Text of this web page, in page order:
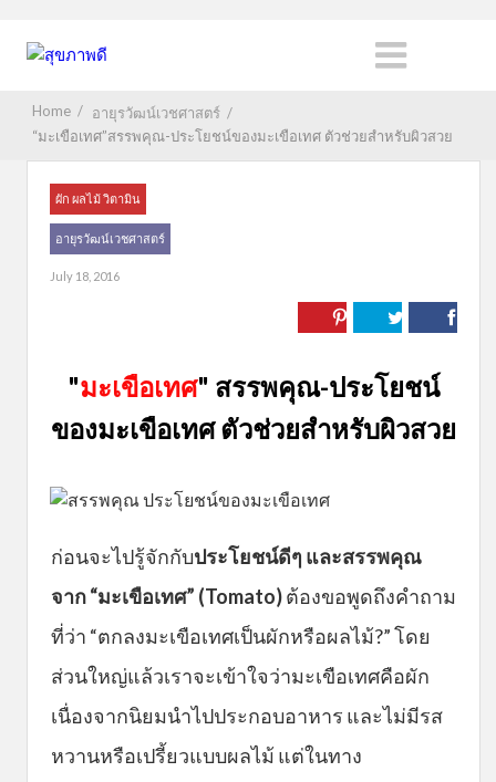
Home / อายุรวัฒน์เวชศาสตร์ /
“มะเขือเทศ”สรรพคุณ-ประโยชน์ของมะเขือเทศ ตัวช่วยสำหรับผิวสวย
ผัก ผลไม้ วิตามิน
อายุรวัฒน์เวชศาสตร์
July 18, 2016
"มะเขือเทศ" สรรพคุณ-ประโยชน์
ของมะเขือเทศ ตัวช่วยสำหรับผิวสวย
ก่อนจะไปรู้จักกับประโยชน์ดีๆ และสรรพคุณ
จาก “มะเขือเทศ” (Tomato)ต้องขอพูดถึงคำถาม
ที่ว่า “ตกลงมะเขือเทศเป็นผักหรือผลไม้?” โดย
ส่วนใหญ่แล้วเราจะเข้าใจว่ามะเขือเทศคือผัก
เนื่องจากนิยมนำไปประกอบอาหาร และไม่มีรส
หวานหรือเปรี้ยวแบบผลไม้ แต่ในทาง